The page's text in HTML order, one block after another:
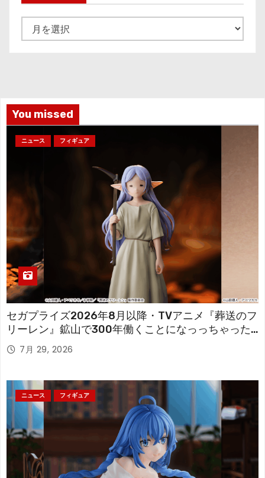
ー
You missed
ニュース フィギュア
セガプライズ2026年8月以降・TVアニメ『葬送のフ
リーレン』鉱山で300年働くことになっっちゃった
「フリーレン」を立体化！
7月 29, 2026
ニュース フィギュア